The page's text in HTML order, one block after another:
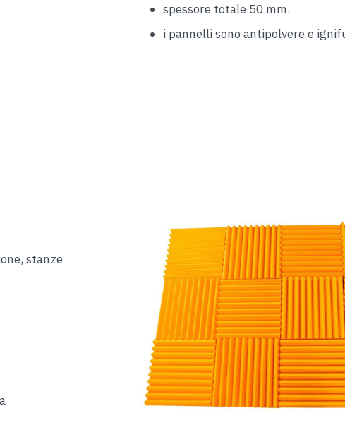
spessore totale 50 mm.
i pannelli sono antipolvere e
stanze